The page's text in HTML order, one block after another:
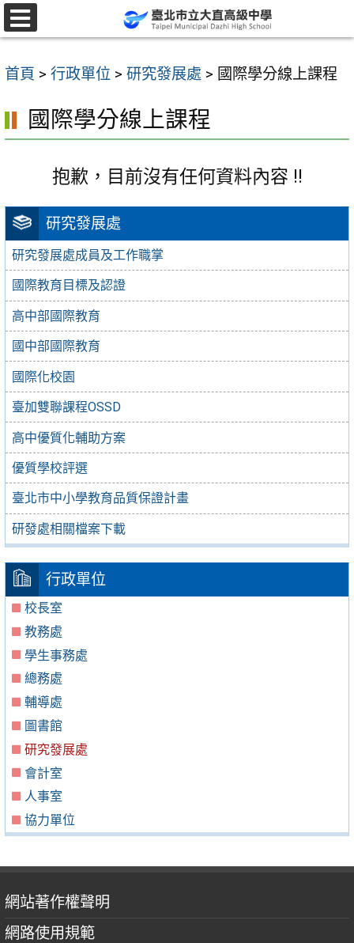
跳
至
要
容
首頁 > 行政單位 > 研究發展處 > 國際學分線上課程
研究發展處
研究發展處成員及工作職掌
國際教育目標及認證
高中部國際教育
國中部國際教育
國際化校園
臺加雙聯課程OSSD
高中優質化輔助方案
優質學校評選
臺北市中小學教育品質保證計畫
研發處相關檔案下載
行政單位
校長室
教務處
學生事務處
總務處
輔導處
圖書館
研究發展處
會計室
人事室
協力單位
國際學分線上課程
抱歉，目前沒有任何資料內容 !!
網站著作權聲明
網路使用規範
選
單